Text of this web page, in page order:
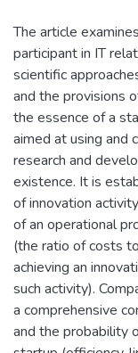
The article
participant in IT
scientific
and the provisions
the essence of a
aimed at using and
research and
existence. It is
of innovation
of an operational
(the ratio of costs
achieving an
such activity).
a comprehensive
and the probability